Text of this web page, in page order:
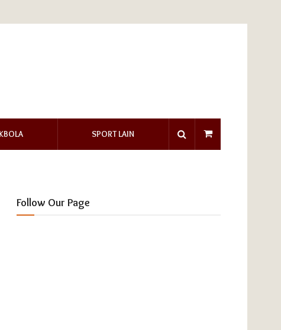
SPORT LAIN
Follow Our Page